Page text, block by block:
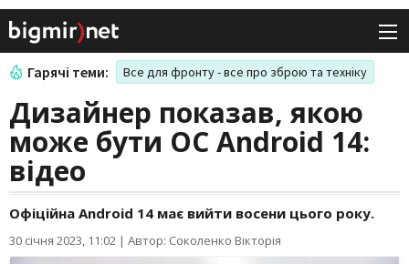
Гарячі теми: Все для фронту - все про зброю та техніку
Дизайнер показав, якою
може бути ОС Android 14:
відео
Офіційна Android 14 має вийти восени цього року.
30 січня 2023, 11:02 | Автор: Соколенко Вікторія